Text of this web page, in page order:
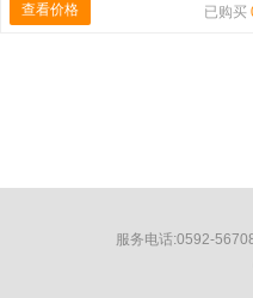
查看价格
已购买
服务电话:0592-